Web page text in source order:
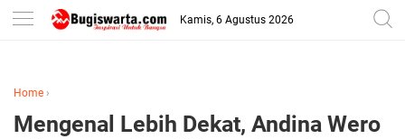
-->
Kamis, 6 Agustus 2026
Home ›
Mengenal Lebih Dekat, Andina Wero